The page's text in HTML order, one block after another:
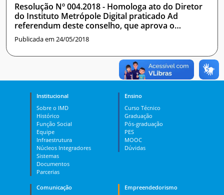
Resolução Nº 004.2018 - Homologa ato do Diretor
do Instituto Metrópole Digital praticado Ad
referendum deste conselho, que aprova o
processo de seleção para Professor Substituto do
IMD
Publicada em 24/05/2018
Institucional
Sobre o IMD
Histórico
Função Social
Equipe
Infraestrutura
Núcleos Integradores
Sistemas
Documentos
Parcerias
Ensino
Curso Técnico
Graduação
Pós-graduação
PES
MOOC
Dúvidas
Comunicação
Empreendedorismo